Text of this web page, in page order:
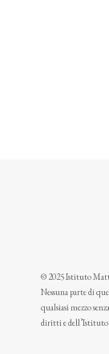
© 2025 Istituto
Nessuna parte di
qualsiasi mezzo
diritti e